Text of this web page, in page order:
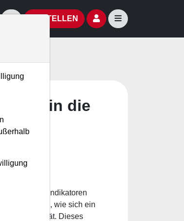
Media-Accounts
Aktien- und Artikelsuche öffnen
BESTELLEN Seitennavigation
Blick in die
Indikatoren
unternehmen, wie sich ein
und Volatilität. Dieses